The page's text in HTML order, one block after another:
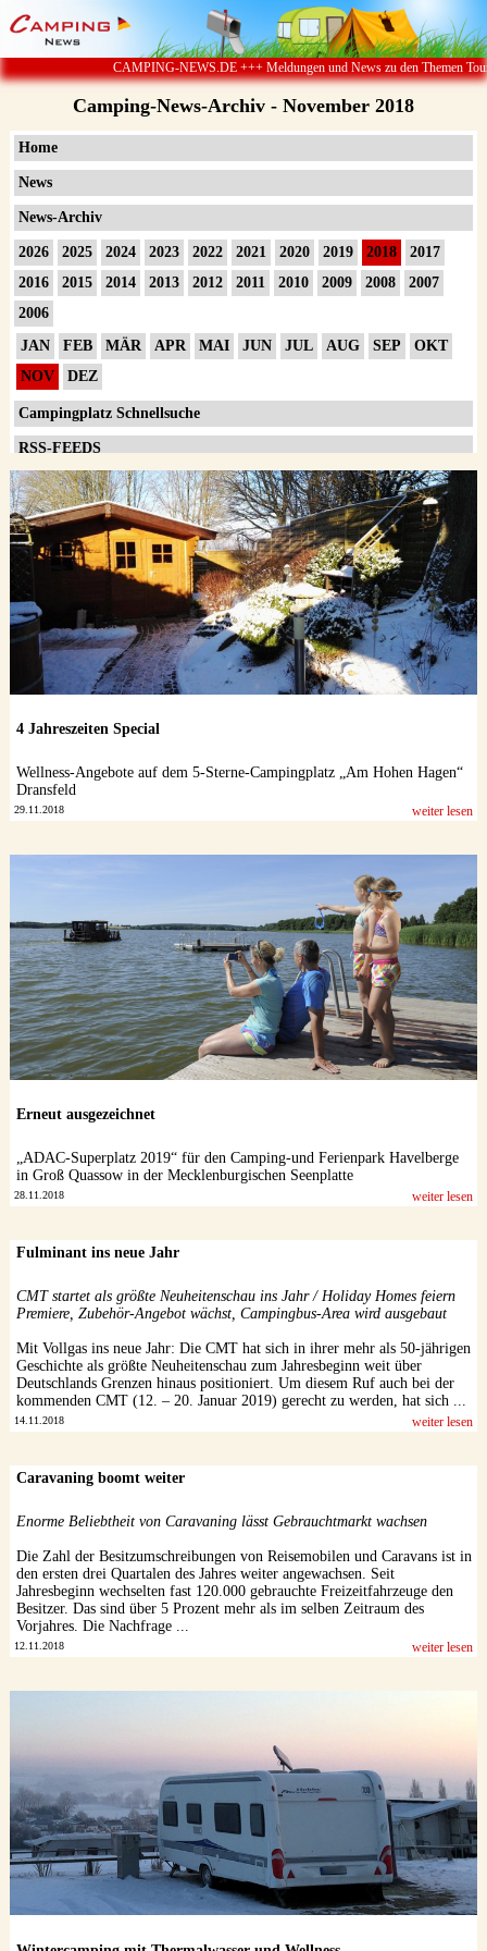
CAMPING-NEWS.DE +++ Meldungen und News zu den Themen
Camping-News-Archiv - November 2018
Home
News
News-Archiv
2026 2025 2024 2023 2022 2021 2020 2019 2018
2017
2016
2015 2014 2013 2012 2011 2010 2009 2008
2007
2006
JAN
FEB MÄR APR MAI JUN JUL AUG SEP
OKT
NOV
DEZ
Campingplatz Schnellsuche
RSS-FEEDS
Impressum
Datenschutzerklärung
4 Jahreszeiten Special
Wellness-Angebote auf dem 5-Sterne-Campingplatz „Am Hohen Hagen“
Dransfeld
29.11.2018 weiter lesen
Erneut ausgezeichnet
„ADAC-Superplatz 2019“ für den Camping-und Ferienpark Havelberge
in Groß Quassow in der Mecklenburgischen Seenplatte
28.11.2018 weiter lesen
Fulminant ins neue Jahr
CMT startet als größte Neuheitenschau ins Jahr / Holiday Homes feiern
Premiere, Zubehör-Angebot wächst, Campingbus-Area wird ausgebaut
Mit Vollgas ins neue Jahr: Die CMT hat sich in ihrer mehr als 50-jährigen
Geschichte als größte Neuheitenschau zum Jahresbeginn weit über
Deutschlands Grenzen hinaus positioniert. Um diesem Ruf auch bei der
kommenden CMT (12. – 20. Januar 2019) gerecht zu werden, hat sich ...
14.11.2018 weiter lesen
Caravaning boomt weiter
Enorme Beliebtheit von Caravaning lässt Gebrauchtmarkt wachsen
Die Zahl der Besitzumschreibungen von Reisemobilen und Caravans ist in
den ersten drei Quartalen des Jahres weiter angewachsen. Seit
Jahresbeginn wechselten fast 120.000 gebrauchte Freizeitfahrzeuge den
Besitzer. Das sind über 5 Prozent mehr als im selben Zeitraum des
Vorjahres. Die Nachfrage ...
12.11.2018 weiter lesen